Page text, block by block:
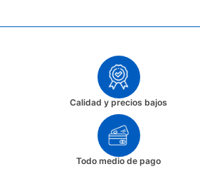
Calidad y precios bajos
Todo medio de pago